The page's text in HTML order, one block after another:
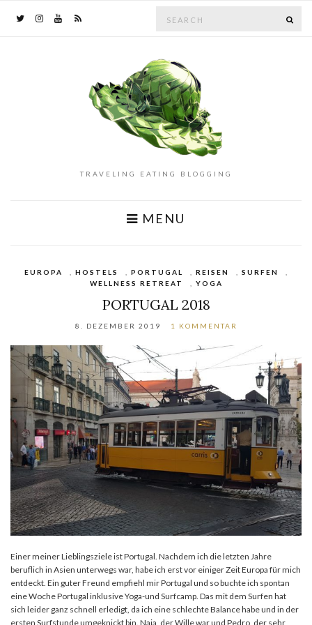
for:
TRAVELING EATING BLOGGING
MENU
EUROPA HOSTELS PORTUGAL REISEN SURFEN
WELLNESS RETREAT
YOGA
PORTUGAL 2018
8. DEZEMBER 2019 1 KOMMENTAR
Einer meiner Lieblingsziele ist Portugal. Nachdem ich die letzten Jahre
beruflich in Asien unterwegs war, habe ich erst vor einiger Zeit Europa für mich
entdeckt. Ein guter Freund empfiehl mir Portugal und so buchte ich spontan
eine Woche Portugal inklusive Yoga-und Surfcamp. Das mit dem Surfen hat
sich leider ganz schnell erledigt, da ich eine schlechte Balance habe und in der
ersten Surfstunde umgeknickt bin. Naja, der Wille war und Pedro, der sehr